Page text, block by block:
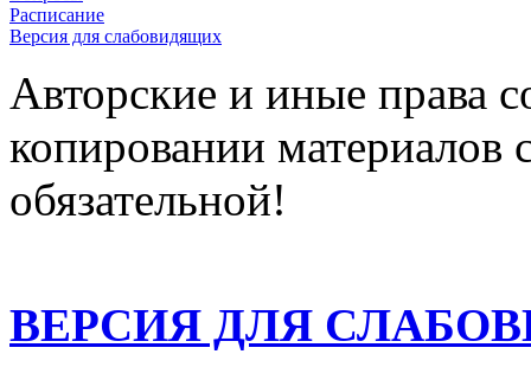
Расписание
Версия для слабовидящих
Авторские и иные права
копировании материалов
обязательной!
ВЕРСИЯ ДЛЯ